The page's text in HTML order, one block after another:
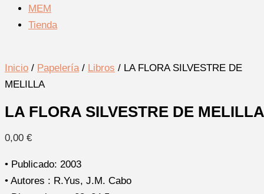
MEM
Tienda
Inicio / Papelería/ Libros / LA FLORA SILVESTRE DE
MELILLA
LA FLORA SILVESTRE DE MELILLA
0,00 €
• Publicado: 2003
• Autores : R.Yus, J.M. Cabo